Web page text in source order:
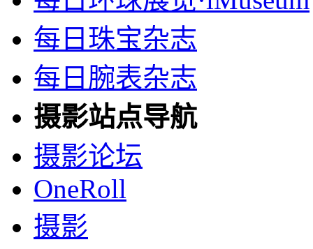
每日珠宝杂志
每日腕表杂志
摄影站点导航
摄影论坛
OneRoll
摄影